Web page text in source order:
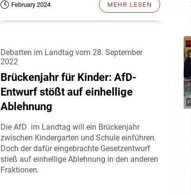
February 2024 MEHR LESEN
Debatten im Landtag vom 28. September
2022
Brückenjahr für Kinder: AfD-
Entwurf stößt auf einhellige
Ablehnung
Die AfD im Landtag will ein Brückenjahr
zwischen Kindergarten und Schule einführen.
Doch der dafür eingebrachte Gesetzentwurf
stieß auf einhellige Ablehnung in den anderen
Fraktionen.